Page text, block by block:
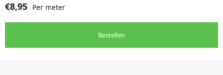
€8,95 Per meter
Bestellen